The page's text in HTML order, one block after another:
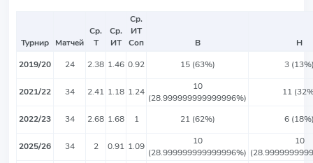
Турнир Матчей
Ср.
Т
Ср.
ИТ
Ср.
ИТ
Соп
В
Н
2019/20
24 2.38 1.46 0.92 15 (63%) 3
2021/22 34 2.41 1.18 1.24
10
(28.999999999999996%)
11
2022/23 34 2.68 1.68 1 21 (62%) 6
2025/26 34 2 0.91 1.09
10
(28.999999999999996%)
10